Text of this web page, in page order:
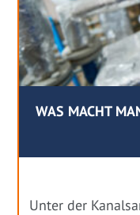
WAS MACHT
Unter der